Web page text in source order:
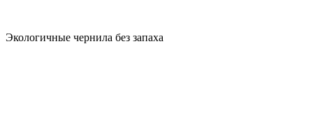
Экологичные чернила без запаха